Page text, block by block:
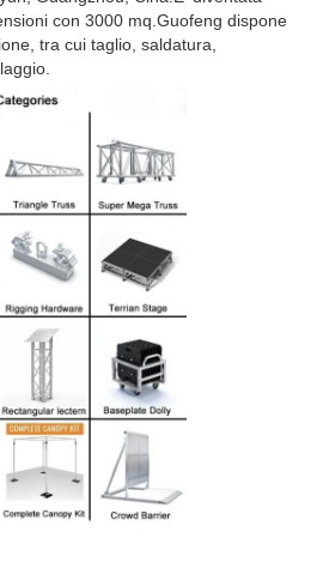
con 3000 mq.Guofeng dispone
tra cui taglio, saldatura,